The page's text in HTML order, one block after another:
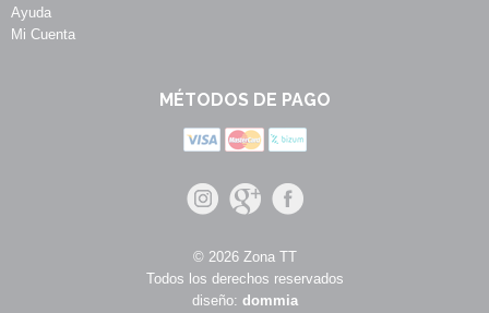
Ayuda
Mi Cuenta
MÉTODOS DE PAGO
© 2026 Zona TT
Todos los derechos reservados
diseño: dommia